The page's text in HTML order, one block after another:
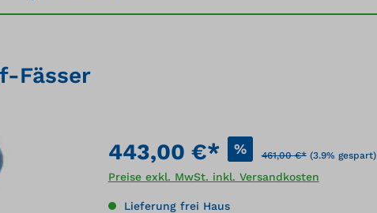
Fässer
443,00 €* % 461,00 €* (3.9% gespart)
Preise exkl. MwSt. inkl. Versandkosten
Lieferung frei Haus